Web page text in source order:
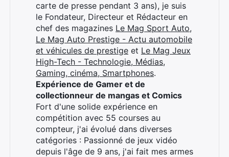
carte de presse pendant 3 ans), je suis
le Fondateur, Directeur et Rédacteur en
chef des magazines Le Mag Sport Auto,
Le Mag Auto Prestige - Actu automobile
et véhicules de prestige et Le Mag Jeux
High-Tech - Technologie, Médias,
Gaming, cinéma, Smartphones.
Expérience de Gamer et de
collectionneur de mangas et Comics
Fort d'une solide expérience en
compétition avec 55 courses au
compteur, j'ai évolué dans diverses
catégories : Passionné de jeux vidéo
depuis l'âge de 9 ans, j'ai fait mes armes